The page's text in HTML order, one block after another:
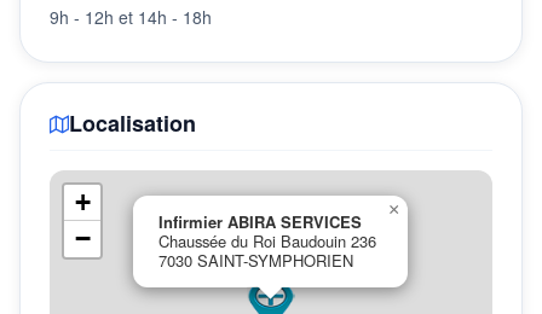
9h - 12h et 14h - 18h
Localisation
Infirmier ABIRA SERVICES
Chaussée du Roi Baudouin 236
7030 SAINT-SYMPHORIEN
×
+
−